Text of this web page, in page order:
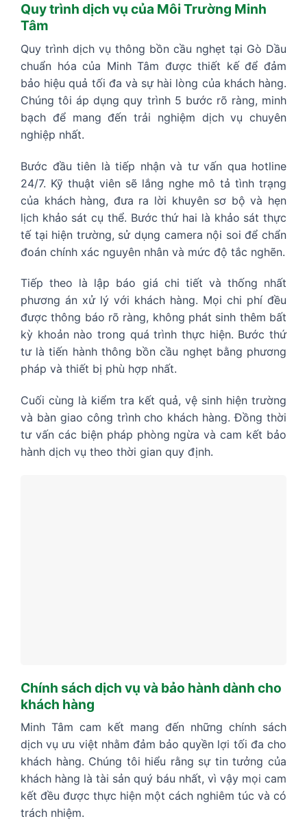
Quy trình dịch vụ của Môi Trường Minh
Tâm
Quy trình dịch vụ thông bồn cầu nghẹt tại Gò Dầu
chuẩn hóa của Minh Tâm được thiết kế để đảm
bảo hiệu quả tối đa và sự hài lòng của khách hàng.
Chúng tôi áp dụng quy trình 5 bước rõ ràng, minh
bạch để mang đến trải nghiệm dịch vụ chuyên
nghiệp nhất.
Bước đầu tiên là tiếp nhận và tư vấn qua hotline
24/7. Kỹ thuật viên sẽ lắng nghe mô tả tình trạng
của khách hàng, đưa ra lời khuyên sơ bộ và hẹn
lịch khảo sát cụ thể. Bước thứ hai là khảo sát thực
tế tại hiện trường, sử dụng camera nội soi để chẩn
đoán chính xác nguyên nhân và mức độ tắc nghẽn.
Tiếp theo là lập báo giá chi tiết và thống nhất
phương án xử lý với khách hàng. Mọi chi phí đều
được thông báo rõ ràng, không phát sinh thêm bất
kỳ khoản nào trong quá trình thực hiện. Bước thứ
tư là tiến hành thông bồn cầu nghẹt bằng phương
pháp và thiết bị phù hợp nhất.
Cuối cùng là kiểm tra kết quả, vệ sinh hiện trường
và bàn giao công trình cho khách hàng. Đồng thời
tư vấn các biện pháp phòng ngừa và cam kết bảo
hành dịch vụ theo thời gian quy định.
Chính sách dịch vụ và bảo hành dành cho
khách hàng
Minh Tâm cam kết mang đến những chính sách
dịch vụ ưu việt nhằm đảm bảo quyền lợi tối đa cho
khách hàng. Chúng tôi hiểu rằng sự tin tưởng của
khách hàng là tài sản quý báu nhất, vì vậy mọi cam
kết đều được thực hiện một cách nghiêm túc và có
trách nhiệm.